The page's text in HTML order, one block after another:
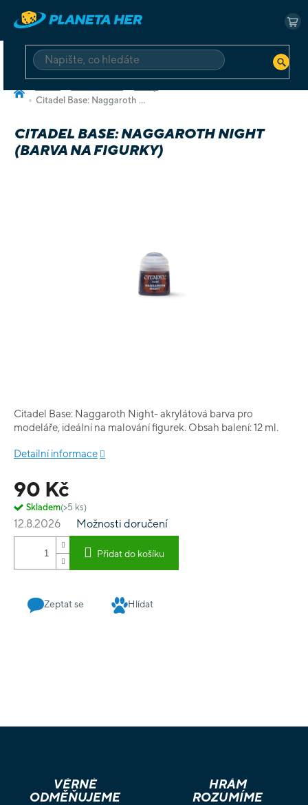
obsah
HLEDAT
Citadel Base: Naggaroth Night (barva na figurky)
CITADEL BASE: NAGGAROTH NIGHT
(BARVA NA FIGURKY)
90 Kč
Skladem(>5 ks)
12.8.2026 Možnosti doručení
Přidat do košíku
Citadel Base: Naggaroth Night- akrylátová barva pro
modeláře, ideální na malování figurek. Obsah balení: 12 ml.
Detailní informace
Zeptat se Hlídat
VĚRNÉ
ODMĚŇUJEME
HRÁM
ROZUMÍME